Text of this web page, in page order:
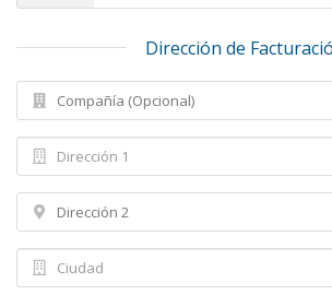
Dirección de